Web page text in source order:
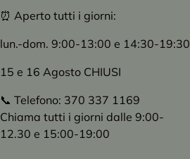
⏰ Aperto tutti i giorni:
lun.-dom. 9:00-13:00 e 14:30-19:30
15 e 16 Agosto CHIUSI
📞 Telefono: 370 337 1169
Chiama tutti i giorni dalle 9:00-
12.30 e 15:00-19:00